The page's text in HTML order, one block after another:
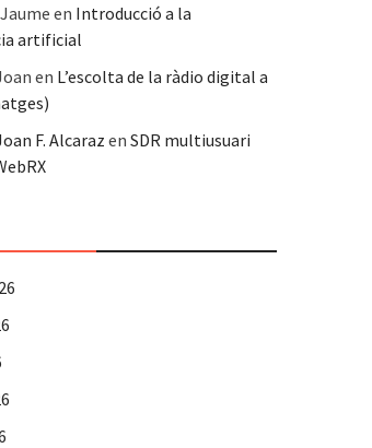
en Introducció a la
artificial
en L’escolta de la ràdio digital a
F. Alcaraz en SDR multiusuari